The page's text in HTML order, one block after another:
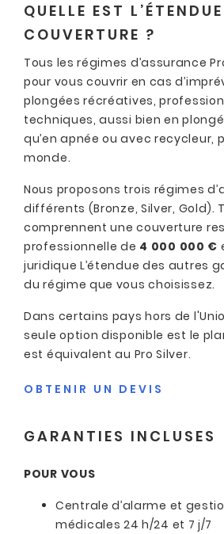
QUELLE EST
COUVERTURE ?
Tous les régimes d’assurance
pour vous couvrir en cas
plongées récréatives,
techniques, aussi bien en
qu’en apnée ou avec recycleur,
monde.
Nous proposons trois régimes
différents (Bronze, Silver, Gold).
comprennent une couverture
professionnelle de 4 000 000 €
juridique L’étendue des autres
du régime que vous choisissez.
Dans certains pays hors de
seule option disponible est le
est équivalent au Pro Silver.
OBTENIR UN DEVIS
GARANTIES INCLUSES
POUR VOUS
Centrale d’alarme et
médicales 24 h/24 et 7 j/7